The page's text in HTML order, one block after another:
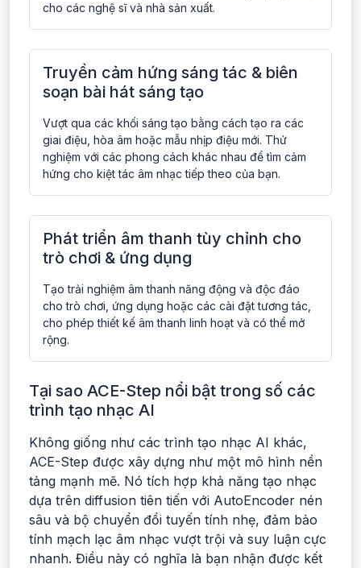
cho các nghệ sĩ và nhà sản xuất.
Truyền cảm hứng sáng tác & biên
soạn bài hát sáng tạo
Vượt qua các khối sáng tạo bằng cách tạo ra các
giai điệu, hòa âm hoặc mẫu nhịp điệu mới. Thử
nghiệm với các phong cách khác nhau để tìm cảm
hứng cho kiệt tác âm nhạc tiếp theo của bạn.
Phát triển âm thanh tùy chỉnh cho
trò chơi & ứng dụng
Tạo trải nghiệm âm thanh năng động và độc đáo
cho trò chơi, ứng dụng hoặc các cài đặt tương tác,
cho phép thiết kế âm thanh linh hoạt và có thể mở
rộng.
Tại sao ACE-Step nổi bật trong số các
trình tạo nhạc AI
Không giống như các trình tạo nhạc AI khác,
ACE-Step được xây dựng như một mô hình nền
tảng mạnh mẽ. Nó tích hợp khả năng tạo nhạc
dựa trên diffusion tiên tiến với AutoEncoder nén
sâu và bộ chuyển đổi tuyến tính nhẹ, đảm bảo
tính mạch lạc âm nhạc vượt trội và suy luận cực
nhanh. Điều này có nghĩa là bạn nhận được kết